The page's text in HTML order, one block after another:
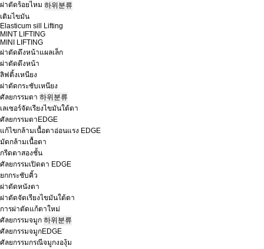
ผ่าตัดร้อยไหม 하위분류
เติมไขมัน
Elasticum sill Lifting
MINT LIFTING
MINI LIFTING
ผ่าตัดดึงหน้าแผลเล็ก
ผ่าตัดดึงหน้า
ลิฟติ้งเหนียง
ผ่าตัดกระชับเหนียง
ศัลยกรรมตา 하위분류
เลเซอร์จัดเรียงไขมันใต้ตา
ศัลยกรรมตาEDGE
แก้ไขกล้ามเนื้อตาอ่อนแรง EDGE
มัดกล้ามเนื้อตา
กรีดตาสองชั้น
ศัลยกรรมเปิดตา EDGE
ยกกระชับคิ้ว
ผ่าตัดหนังตา
ผ่าตัดจัดเรียงไขมันใต้ตา
การผ่าตัดแก้ตาใหม่
ศัลยกรรมจมูก 하위분류
ศัลยกรรมจมูกEDGE
ศัลยกรรมกรณีจมูกงองุ้ม